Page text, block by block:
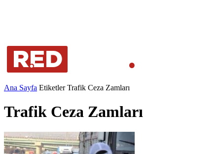
Ana Sayfa Etiketler Trafik Ceza Zamları
Trafik Ceza Zamları